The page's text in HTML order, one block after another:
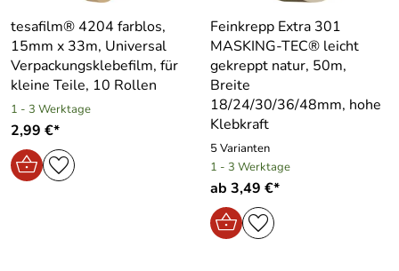
tesafilm® 4204 farblos,
15mm x 33m, Universal
Verpackungsklebefilm, für
kleine Teile, 10 Rollen
1 - 3 Werktage
2,99 €*
Feinkrepp Extra 301
MASKING-TEC® leicht
gekreppt natur, 50m,
Breite
18/24/30/36/48mm, hohe
Klebkraft
5 Varianten
1 - 3 Werktage
ab 3,49 €*